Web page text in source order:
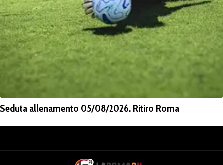
Seduta allenamento 05/08/2026. Ritiro Roma